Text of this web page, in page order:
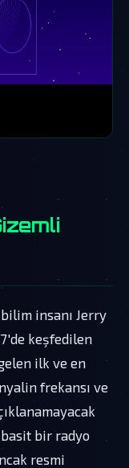
insanı Jerry
keşfedilen
ilk ve en
frekansı ve
basit bir radyo
resmi